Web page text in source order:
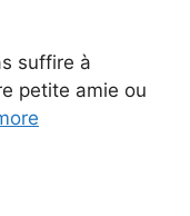
suffire à
petite amie ou